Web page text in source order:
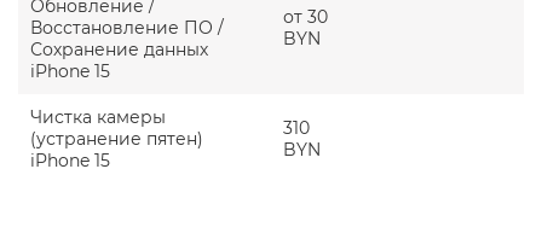
Обновление /
Восстановление ПО /
Сохранение данных
iPhone 15
от 30
BYN
Чистка камеры
(устранение пятен)
iPhone 15
310
BYN